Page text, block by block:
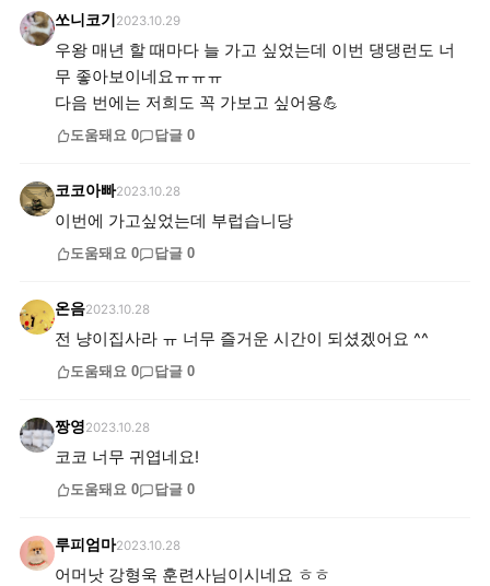
쏘니코기 2023.10.29
우왕 매년 할 때마다 늘 가고 싶었는데 이번 댕댕런도 너
무 좋아보이네요ㅠㅠㅠ
다음 번에는 저희도 꼭 가보고 싶어용💪
도움돼요 0 답글 0
코코아빠2023.10.28
이번에 가고싶었는데 부럽습니당
도움돼요 0 답글 0
온음2023.10.28
전 냥이집사라 ㅠ 너무 즐거운 시간이 되셨겠어요 ^^
도움돼요 0 답글 0
짱영2023.10.28
코코 너무 귀엽네요!
도움돼요 0 답글 0
루피엄마2023.10.28
어머낫 강형욱 훈련사님이시네요 ㅎㅎ